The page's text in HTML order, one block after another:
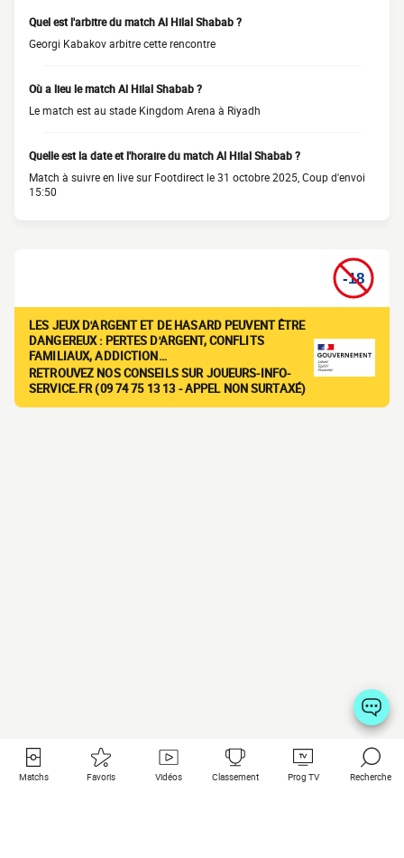
Quel est l'arbitre du match Al Hilal Shabab ?
Georgi Kabakov arbitre cette rencontre
Où a lieu le match Al Hilal Shabab ?
Le match est au stade Kingdom Arena à Riyadh
Quelle est la date et l'horaire du match Al Hilal Shabab ?
Match à suivre en live sur Footdirect le 31 octobre 2025, Coup d'envoi
15:50
LES JEUX D'ARGENT ET DE HASARD PEUVENT ÊTRE
DANGEREUX : PERTES D'ARGENT, CONFLITS
FAMILIAUX, ADDICTION…
RETROUVEZ NOS CONSEILS SUR JOUEURS-INFO-
SERVICE.FR (09 74 75 13 13 - APPEL NON SURTAXÉ)
Matchs Favoris Vidéos Classement Prog TV Recherche